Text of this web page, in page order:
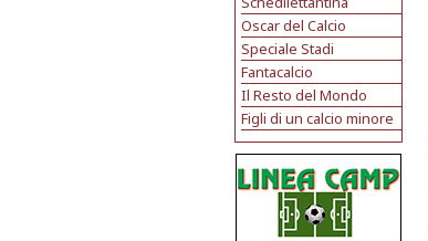
Oscar del Calcio
Speciale Stadi
Fantacalcio
Il Resto del Mondo
Figli di un calcio minore